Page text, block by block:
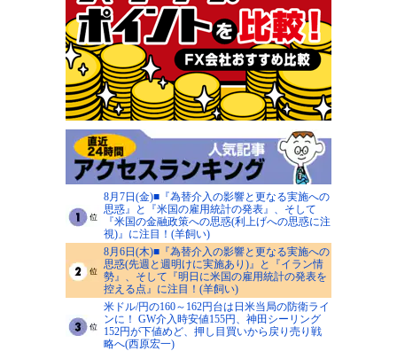
8月7日(金)■『為替介入の影響と更なる実施への
思惑』と『米国の雇用統計の発表』、そして
『米国の金融政策への思惑(利上げへの思惑に注
視)』に注目！(羊飼い)
8月6日(木)■『為替介入の影響と更なる実施への
思惑(先週と週明けに実施あり)』と『イラン情
勢』、そして『明日に米国の雇用統計の発表を
控える点』に注目！(羊飼い)
米ドル/円の160～162円台は日米当局の防衛ライ
ンに！ GW介入時安値155円、神田シーリング
152円が下値めど、押し目買いから戻り売り戦
略へ(西原宏一)